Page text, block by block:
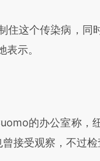
这个传染病，同
示。
的办公室称，
接受观察，不过检